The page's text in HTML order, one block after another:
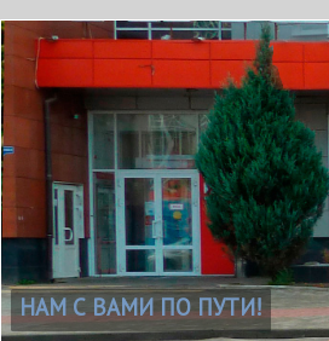
НАМ С ВАМИ ПО ПУТИ!